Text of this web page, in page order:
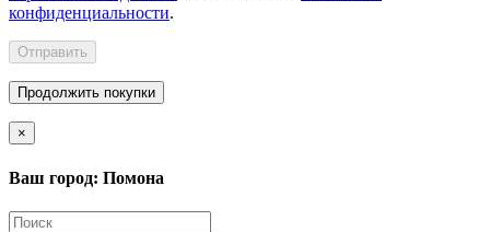
конфиденциальности.
Отправить
Продолжить покупки
×
Ваш город: Помона